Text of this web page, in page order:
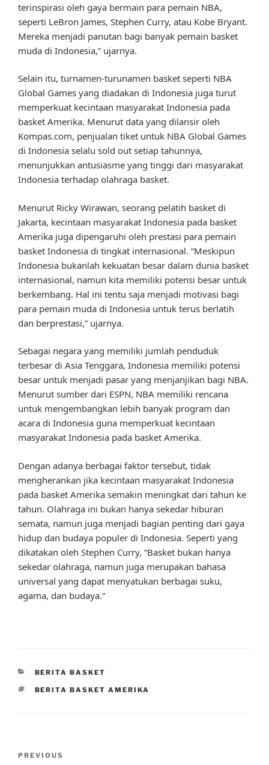
terinspirasi oleh gaya bermain para pemain NBA,
seperti LeBron James, Stephen Curry, atau Kobe Bryant.
Mereka menjadi panutan bagi banyak pemain basket
muda di Indonesia,” ujarnya.
Selain itu, turnamen-turunamen basket seperti NBA
Global Games yang diadakan di Indonesia juga turut
memperkuat kecintaan masyarakat Indonesia pada
basket Amerika. Menurut data yang dilansir oleh
Kompas.com, penjualan tiket untuk NBA Global Games
di Indonesia selalu sold out setiap tahunnya,
menunjukkan antusiasme yang tinggi dari masyarakat
Indonesia terhadap olahraga basket.
Menurut Ricky Wirawan, seorang pelatih basket di
Jakarta, kecintaan masyarakat Indonesia pada basket
Amerika juga dipengaruhi oleh prestasi para pemain
basket Indonesia di tingkat internasional. “Meskipun
Indonesia bukanlah kekuatan besar dalam dunia basket
internasional, namun kita memiliki potensi besar untuk
berkembang. Hal ini tentu saja menjadi motivasi bagi
para pemain muda di Indonesia untuk terus berlatih
dan berprestasi,” ujarnya.
Sebagai negara yang memiliki jumlah penduduk
terbesar di Asia Tenggara, Indonesia memiliki potensi
besar untuk menjadi pasar yang menjanjikan bagi NBA.
Menurut sumber dari ESPN, NBA memiliki rencana
untuk mengembangkan lebih banyak program dan
acara di Indonesia guna memperkuat kecintaan
masyarakat Indonesia pada basket Amerika.
Dengan adanya berbagai faktor tersebut, tidak
mengherankan jika kecintaan masyarakat Indonesia
pada basket Amerika semakin meningkat dari tahun ke
tahun. Olahraga ini bukan hanya sekedar hiburan
semata, namun juga menjadi bagian penting dari gaya
hidup dan budaya populer di Indonesia. Seperti yang
dikatakan oleh Stephen Curry, “Basket bukan hanya
sekedar olahraga, namun juga merupakan bahasa
universal yang dapat menyatukan berbagai suku,
agama, dan budaya.”
CATEGORIES
BERITA BASKET
TAGS
BERITA BASKET AMERIKA
Previous
PREVIOUS